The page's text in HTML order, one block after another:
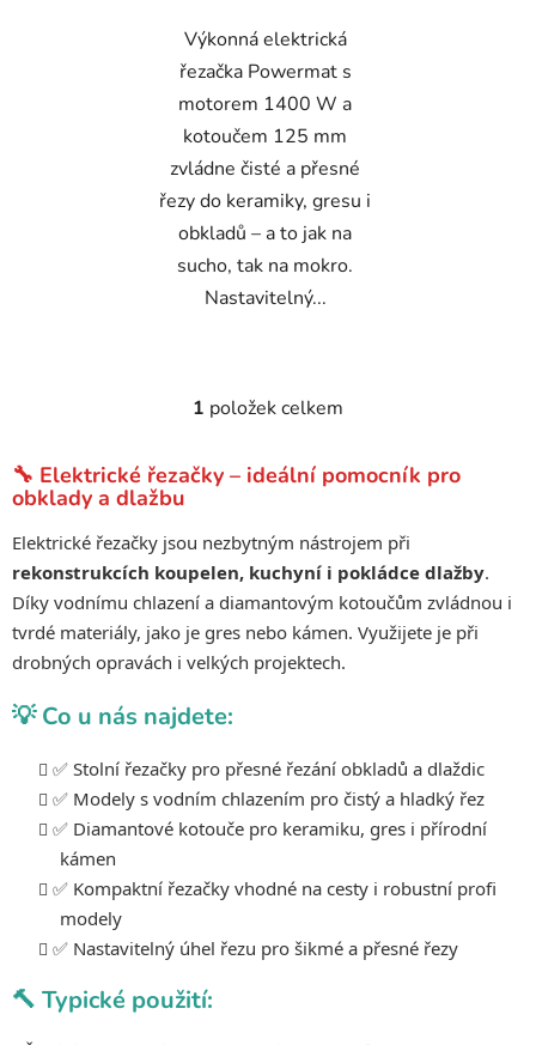
Výkonná elektrická
řezačka Powermat s
motorem 1400 W a
kotoučem 125 mm
zvládne čisté a přesné
řezy do keramiky, gresu i
obkladů – a to jak na
sucho, tak na mokro.
Nastavitelný...
O
l
a
c
í
p
r
v
ý
p
i
u
1 položek celkem
🔧 Elektrické řezačky – ideální pomocník pro
obklady a dlažbu
Elektrické řezačky jsou nezbytným nástrojem při
rekonstrukcích koupelen, kuchyní i pokládce dlažby.
Díky vodnímu chlazení a diamantovým kotoučům zvládnou i
tvrdé materiály, jako je gres nebo kámen. Využijete je při
drobných opravách i velkých projektech.
💡 Co u nás najdete:
✅ Stolní řezačky pro přesné řezání obkladů a dlaždic
✅ Modely s vodním chlazením pro čistý a hladký řez
✅ Diamantové kotouče pro keramiku, gres i přírodní
kámen
✅ Kompaktní řezačky vhodné na cesty i robustní profi
modely
✅ Nastavitelný úhel řezu pro šikmé a přesné řezy
🔨 Typické použití: